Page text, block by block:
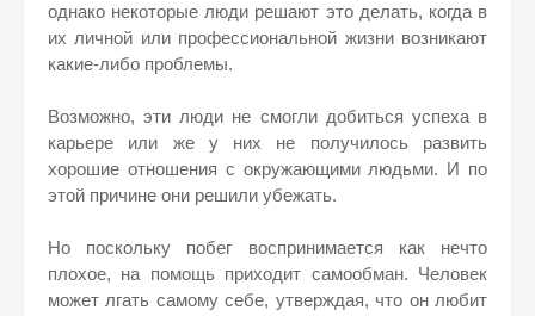
однако некоторые люди решают это делать, когда в
их личной или профессиональной жизни возникают
какие-либо проблемы.
Возможно, эти люди не смогли добиться успеха в
карьере или же у них не получилось развить
хорошие отношения с окружающими людьми. И по
этой причине они решили убежать.
Но поскольку побег воспринимается как нечто
плохое, на помощь приходит самообман. Человек
может лгать самому себе, утверждая, что он любит